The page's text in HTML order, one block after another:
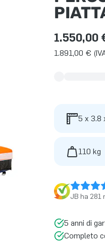
1.550,00
1.891,00 €
5 x 3.8
110 kg
JB ha 281
5 anni di
Completo